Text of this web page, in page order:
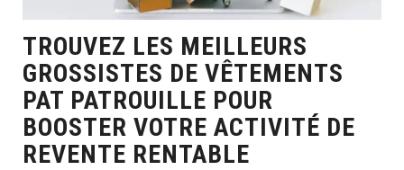
TROUVEZ LES MEILLEURS
GROSSISTES DE VÊTEMENTS
PAT PATROUILLE POUR
BOOSTER VOTRE ACTIVITÉ DE
REVENTE RENTABLE